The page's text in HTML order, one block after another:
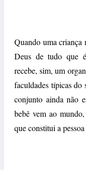
Quando uma criança
Deus de tudo que
recebe, sim, um
faculdades típicas do
conjunto ainda não
bebê vem ao
que constitui a